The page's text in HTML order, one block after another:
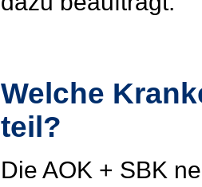
Welche
teil?
Die AOK + SBK